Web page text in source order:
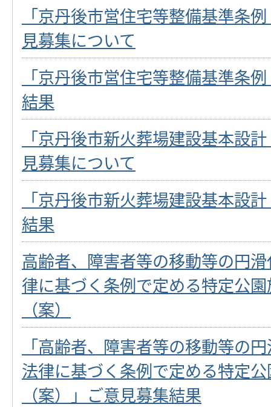
「京丹後市営住宅等整備基準条
見募集について
「京丹後市営住宅等整備基準条
結果
「京丹後市新火葬場建設基本設
見募集について
「京丹後市新火葬場建設基本設
結果
高齢者、障害者等の移動等の円
律に基づく条例で定める特定公
（案）
「高齢者、障害者等の移動等の
法律に基づく条例で定める特定
（案）」ご意見募集結果